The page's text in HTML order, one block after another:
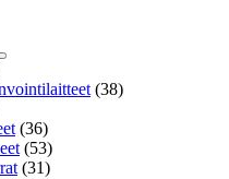
(38)
(36)
(53)
(31)